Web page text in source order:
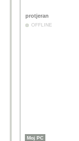
protjeran
OFFLINE
Moj PC